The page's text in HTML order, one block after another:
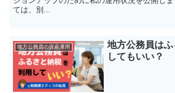
ては、別...
地方公務員の資産運用
地方公務員は
してもいい？